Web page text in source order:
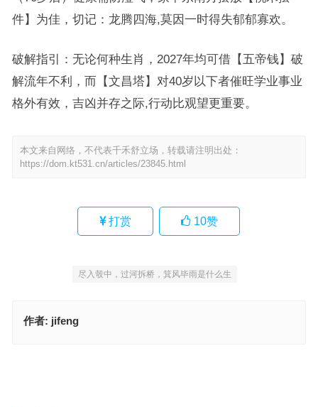
件】为佳，切记：龙腾四海,莫因一时得失郁郁寡欢。
破解指引：无论何种生肖，2027年均可借【五帝钱】破
解流年不利，而【文昌塔】对40岁以下者催旺学业事业
格外有效，吉凶并存之际,行动比观望更重要。
本文来自网络，不代表千禾舒立场，转载请注明出处：
https://dom.kt531.cn/articles/23845.html
打赏 10赞
尽入彀中，过河拆桥，箕风毕雨是什么生
作者: jifeng